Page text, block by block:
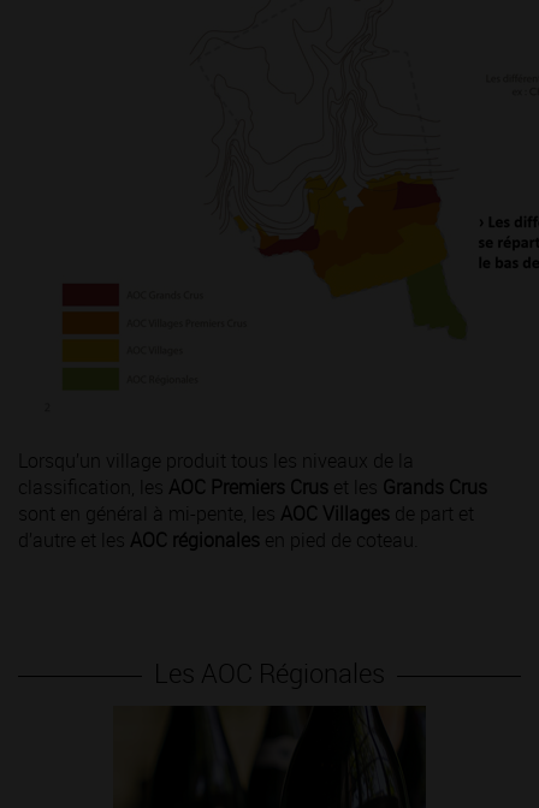
Lorsqu’un village produit tous les niveaux de la
classification, les AOC Premiers Crus et les Grands Crus
sont en général à mi-pente, les AOC Villages de part et
d’autre et les AOC régionales en pied de coteau.
Les AOC Régionales